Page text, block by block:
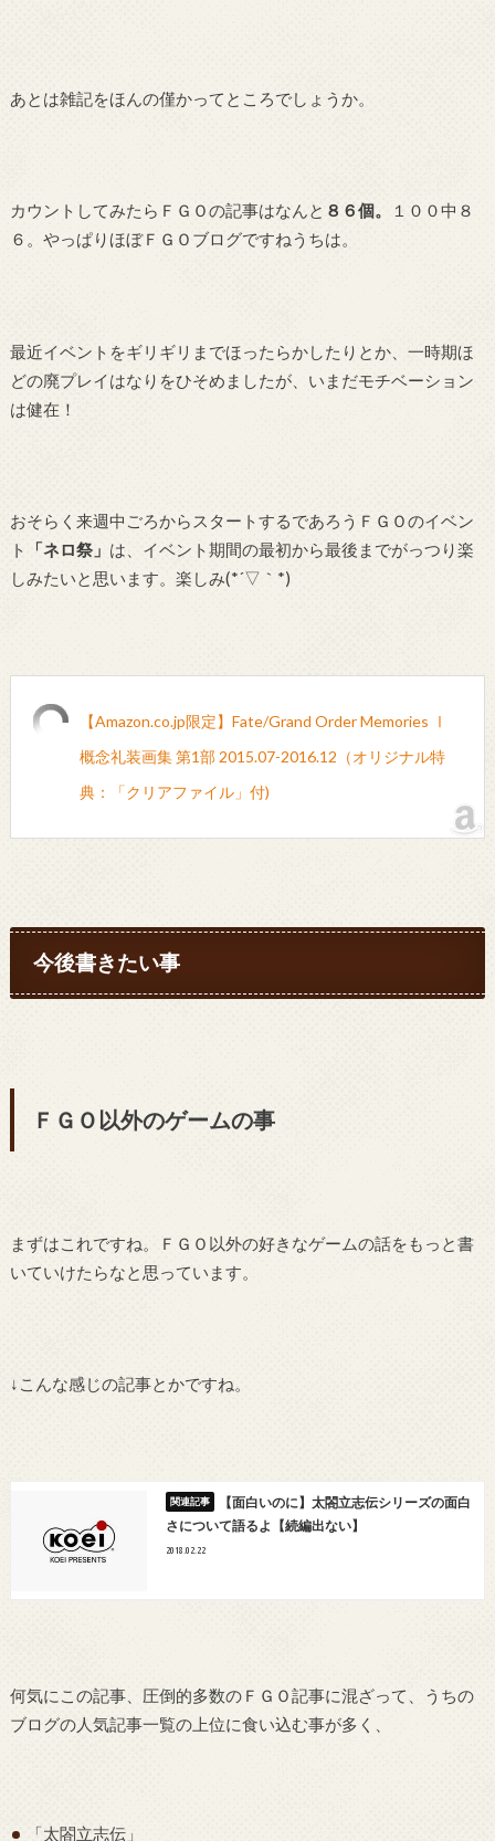
あとは雑記をほんの僅かってところでしょうか。
カウントしてみたらＦＧＯの記事はなんと ８６個。
１００中８
６。やっぱりほぼＦＧＯブログですねうちは。
最近イベントをギリギリまでほったらかしたりとか、一時期ほ
どの廃プレイはなりをひそめましたが、いまだモチベーション
は健在！
おそらく来週中ごろからスタートするであろうＦＧＯのイベン
ト
「ネロ祭」 は、イベント期間の最初から最後までがっつり楽
しみたいと思います。楽しみ(*´▽｀*)
【Amazon.co.jp限定】Fate/Grand Order Memories Ⅰ
概念礼装画集 第1部 2015.07-2016.12（オリジナル特
典：「クリアファイル」付)
今後書きたい事
ＦＧＯ以外のゲームの事
まずはこれですね。ＦＧＯ以外の好きなゲームの話をもっと書
いていけたらなと思っています。
↓こんな感じの記事とかですね。
【面白いのに】太閤立志伝シリーズの面白
さについて語るよ【続編出ない】
2018.02.22
何気にこの記事、圧倒的多数のＦＧＯ記事に混ざって、うちの
ブログの人気記事一覧の上位に食い込む事が多く、
「太閤立志伝」